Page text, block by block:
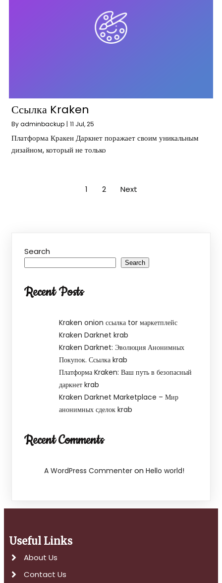
Ссылка Kraken
Byadminbackup | 11 Jul, 25
Платформа Кракен Даркнет поражает своим уникальным
дизайном, который не только
1 2 Next
Search
Search
Recent Posts
Kraken onion ссылка tor маркетплейс
Kraken Darknet krab
Kraken Darknet: Эволюция Анонимных
Покупок. Ссылка krab
Платформа Kraken: Ваш путь в безопасный
даркнет krab
Kraken Darknet Marketplace – Мир
анонимных сделок krab
Recent Comments
A WordPress Commenter on Hello world!
Useful Links
About Us
Contact Us